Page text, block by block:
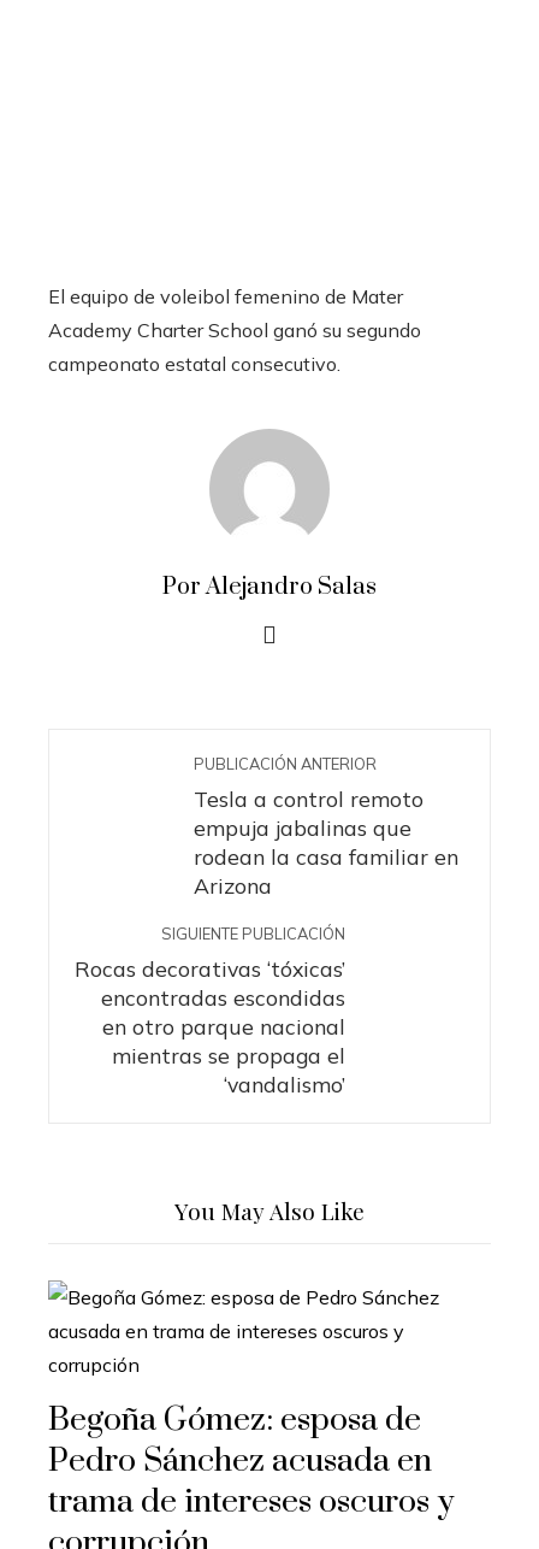
El equipo de voleibol femenino de Mater
Academy Charter School ganó su segundo
campeonato estatal consecutivo.
Por Alejandro Salas
PUBLICACIÓN ANTERIOR
Tesla a control remoto
empuja jabalinas que
rodean la casa familiar en
Arizona
SIGUIENTE PUBLICACIÓN
Rocas decorativas ‘tóxicas’
encontradas escondidas
en otro parque nacional
mientras se propaga el
‘vandalismo’
You May Also Like
Begoña Gómez: esposa de
Pedro Sánchez acusada en
trama de intereses oscuros y